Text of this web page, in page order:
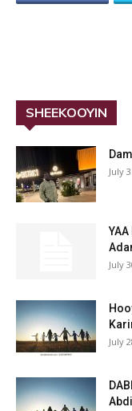
SHEEKOOYIN
July
YAA
July
July